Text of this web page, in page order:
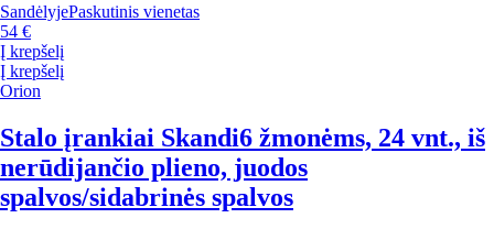
SandėlyjePaskutinis vienetas
54 €
Į krepšelį
Į krepšelį
Orion
Stalo įrankiai Skandi6 žmonėms, 24 vnt., iš
nerūdijančio plieno, juodos
spalvos/sidabrinės spalvos